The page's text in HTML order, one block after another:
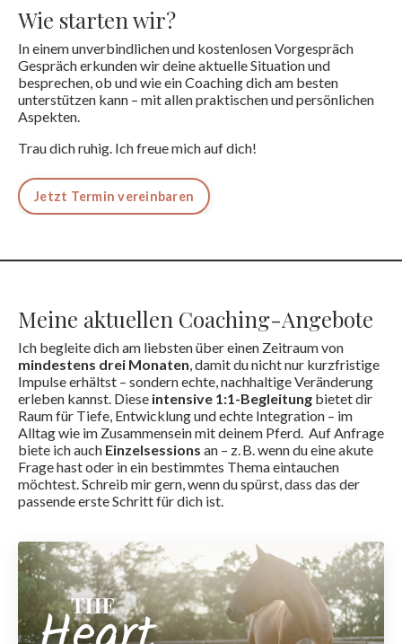
Wie starten wir?
In einem unverbindlichen und kostenlosen Vorgespräch
Gespräch erkunden wir deine aktuelle Situation und
besprechen, ob und wie ein Coaching dich am besten
unterstützen kann – mit allen praktischen und persönlichen
Aspekten.
Trau dich ruhig. Ich freue mich auf dich!
Jetzt Termin vereinbaren
Meine aktuellen Coaching-Angebote
Ich begleite dich am liebsten über einen Zeitraum von
mindestens drei Monaten, damit du nicht nur kurzfristige
Impulse erhältst – sondern echte, nachhaltige Veränderung
erleben kannst. Diese intensive 1:1-Begleitung bietet dir
Raum für Tiefe, Entwicklung und echte Integration – im
Alltag wie im Zusammensein mit deinem Pferd. Auf Anfrage
biete ich auch Einzelsessions an – z. B. wenn du eine akute
Frage hast oder in ein bestimmtes Thema eintauchen
möchtest. Schreib mir gern, wenn du spürst, dass das der
passende erste Schritt für dich ist.